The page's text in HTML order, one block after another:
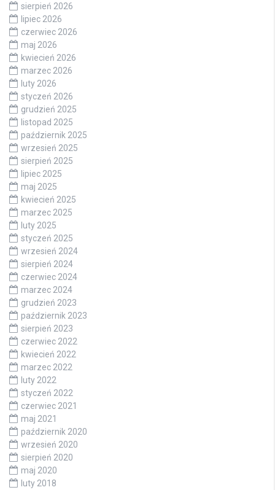
sierpień 2026
lipiec 2026
czerwiec 2026
maj 2026
kwiecień 2026
marzec 2026
luty 2026
styczeń 2026
grudzień 2025
listopad 2025
październik 2025
wrzesień 2025
sierpień 2025
lipiec 2025
maj 2025
kwiecień 2025
marzec 2025
luty 2025
styczeń 2025
wrzesień 2024
sierpień 2024
czerwiec 2024
marzec 2024
grudzień 2023
październik 2023
sierpień 2023
czerwiec 2022
kwiecień 2022
marzec 2022
luty 2022
styczeń 2022
czerwiec 2021
maj 2021
październik 2020
wrzesień 2020
sierpień 2020
maj 2020
luty 2018